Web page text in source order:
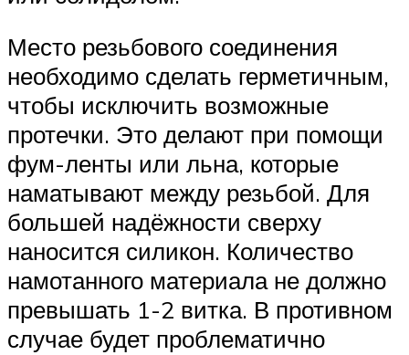
Место резьбового соединения
необходимо сделать герметичным,
чтобы исключить возможные
протечки. Это делают при помощи
фум-ленты или льна, которые
наматывают между резьбой. Для
большей надёжности сверху
наносится силикон. Количество
намотанного материала не должно
превышать 1-2 витка. В противном
случае будет проблематично